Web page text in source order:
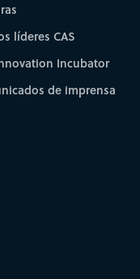
líderes CAS
Incubator
de imprensa